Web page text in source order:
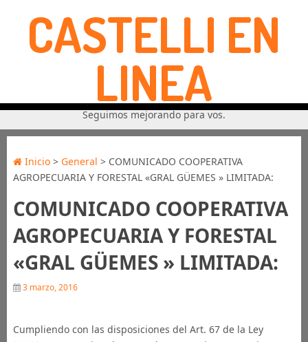
CASTELLI EN
LINEA
Seguimos mejorando para vos.
Inicio> General > COMUNICADO COOPERATIVA
AGROPECUARIA Y FORESTAL «GRAL GÜEMES » LIMITADA:
COMUNICADO COOPERATIVA
AGROPECUARIA Y FORESTAL
«GRAL GÜEMES » LIMITADA:
3 marzo, 2016
Cumpliendo con las disposiciones del Art. 67 de la Ley